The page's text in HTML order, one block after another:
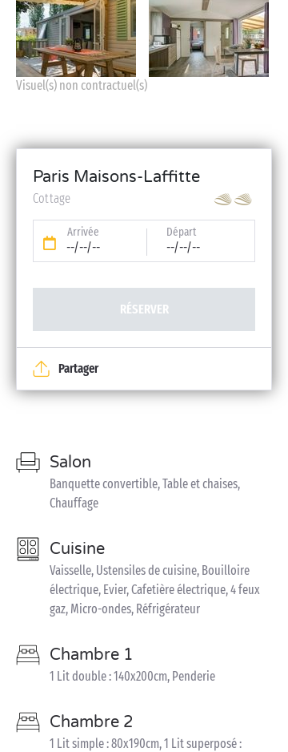
Visuel(s) non contractuel(s)
Paris Maisons-Laffitte
Cottage
Arrivée
--/--/--
Départ
--/--/--
RÉSERVER
Partager
Salon
Banquette convertible, Table et chaises,
Chauffage
Cuisine
Vaisselle, Ustensiles de cuisine, Bouilloire
électrique, Evier, Cafetière électrique, 4 feux
gaz, Micro-ondes, Réfrigérateur
Chambre 1
1 Lit double : 140x200cm, Penderie
Chambre 2
1 Lit simple : 80x190cm, 1 Lit superposé :